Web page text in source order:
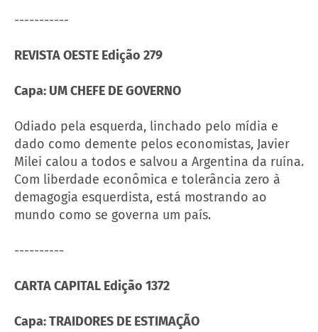
-----------
REVISTA OESTE Edição 279
Capa: UM CHEFE DE GOVERNO
Odiado pela esquerda, linchado pelo mídia e
dado como demente pelos economistas, Javier
Milei calou a todos e salvou a Argentina da ruína.
Com liberdade econômica e tolerância zero à
demagogia esquerdista, está mostrando ao
mundo como se governa um país.
----------
CARTA CAPITAL Edição 1372
Capa: TRAIDORES DE ESTIMAÇÃO